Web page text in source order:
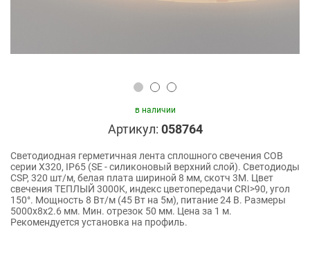
в наличии
Артикул: 058764
Светодиодная герметичная лента сплошного свечения COB
серии X320, IP65 (SE - силиконовый верхний слой). Светодиоды
CSP, 320 шт/м, белая плата шириной 8 мм, скотч 3M. Цвет
свечения ТЕПЛЫЙ 3000K, индекс цветопередачи CRI>90, угол
150°. Мощность 8 Вт/м (45 Вт на 5м), питание 24 В. Размеры
5000х8х2.6 мм. Мин. отрезок 50 мм. Цена за 1 м.
Рекомендуется установка на профиль.